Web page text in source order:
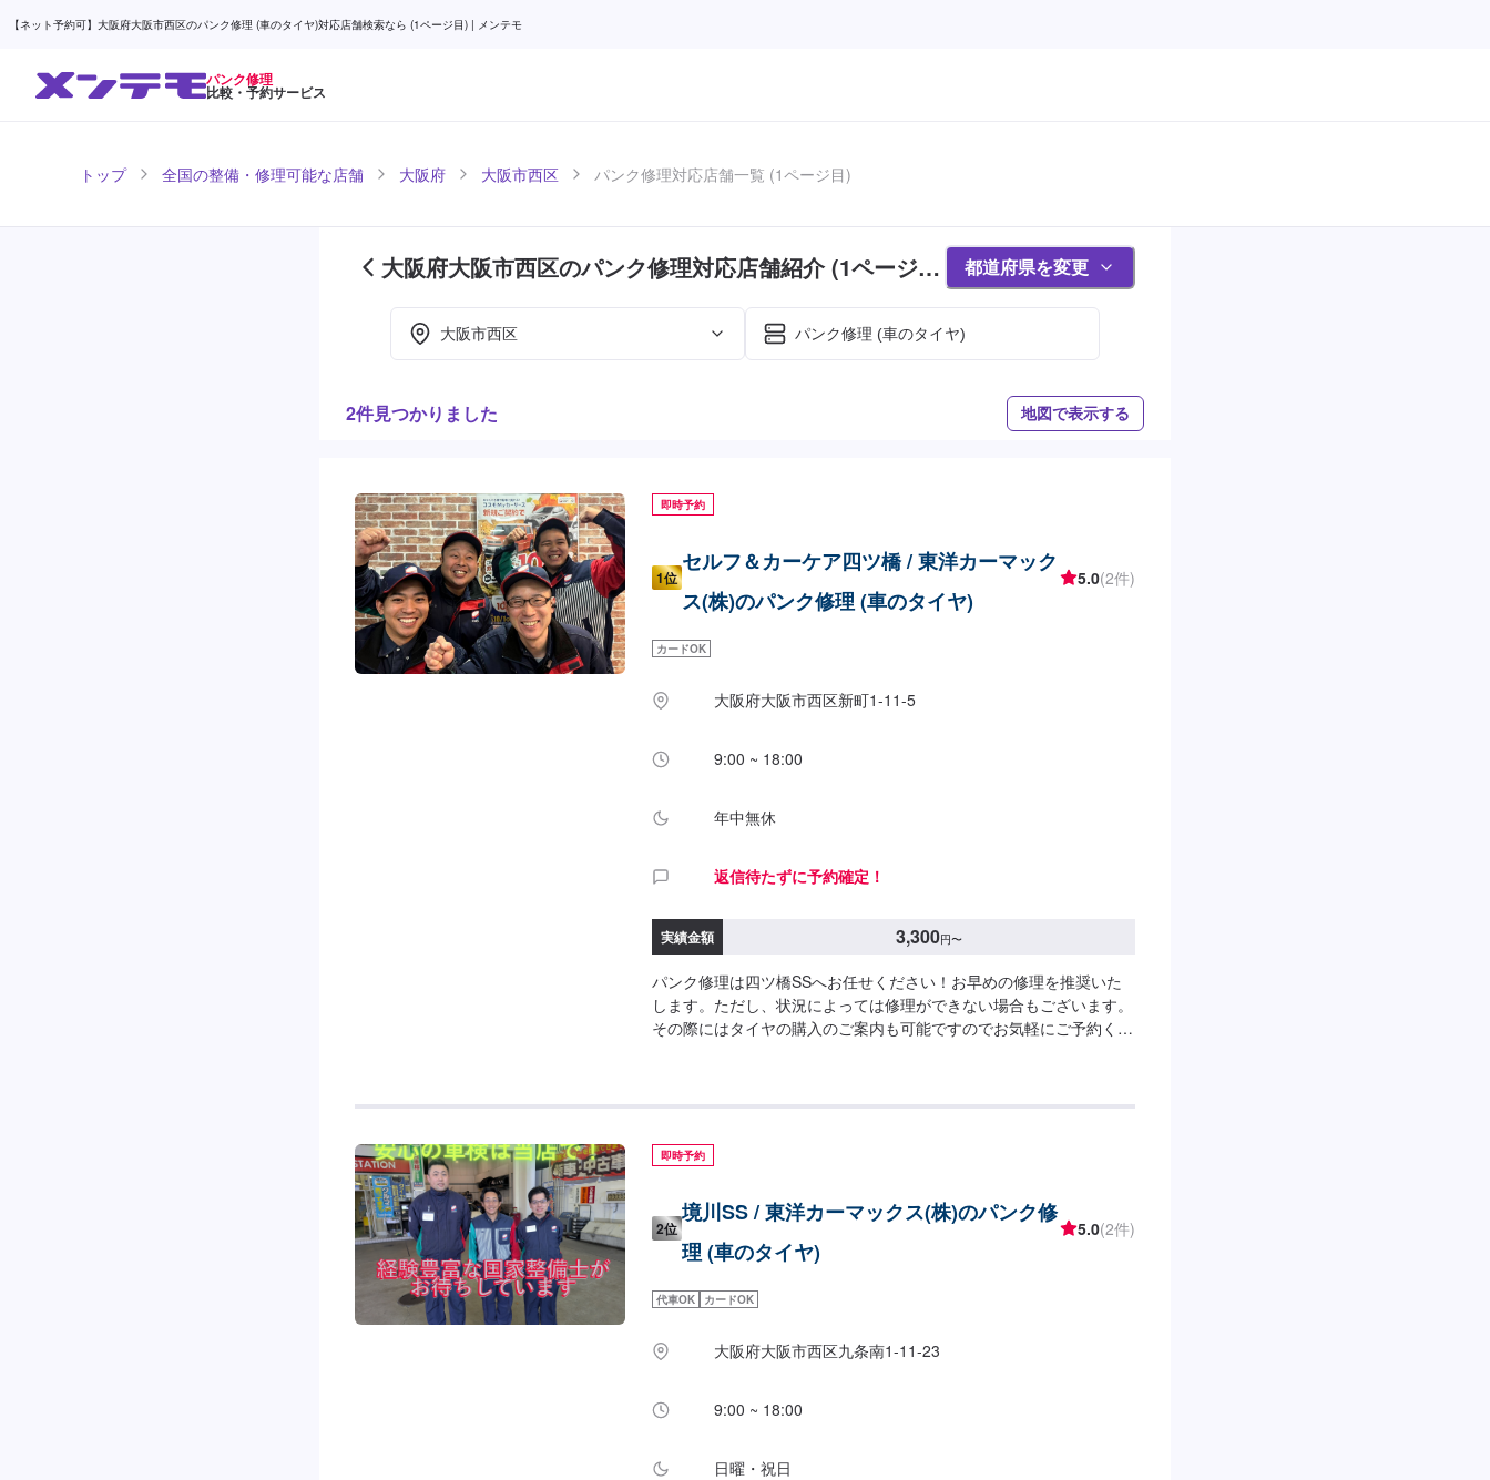
【ネット予約可】大阪府大阪市西区のパンク修理 (車のタイヤ)対応店舗検索なら (1ページ目) | メンテモ
パンク修理
比較・予約サービス
トップ 全国の整備・修理可能な店舗 大阪府 大阪市西区 パンク修理対応店舗一覧 (1ページ目)
大阪府大阪市西区のパンク修理対応店舗紹介 (1ページ
目)
都道府県を変更
大阪市西区 パンク修理 (車のタイヤ)
2件見つかりました 地図で表示する
即時予約
1位
セルフ＆カーケア四ツ橋 / 東洋カーマック
ス(株)のパンク修理 (車のタイヤ)
5.0(2件)
カードOK
大阪府大阪市西区新町1-11-5
9:00 ~ 18:00
年中無休
返信待たずに予約確定！
実績金額 3,300円〜
パンク修理は四ツ橋SSへお任せください！お早めの修理を推奨いた
します。ただし、状況によっては修理ができない場合もございます。
その際にはタイヤの購入のご案内も可能ですのでお気軽にご予約くだ
即時予約
2位
境川SS / 東洋カーマックス(株)のパンク修
理 (車のタイヤ)
5.0(2件)
代車OK カードOK
大阪府大阪市西区九条南1-11-23
9:00 ~ 18:00
日曜・祝日